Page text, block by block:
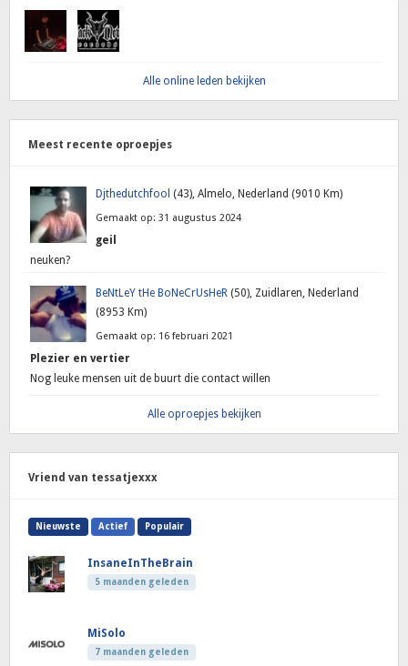
Alle online leden bekijken
Meest recente oproepjes
Djthedutchfool (43), Almelo, Nederland (9010 Km)
Gemaakt op: 31 augustus 2024
geil
neuken?
BeNtLeY tHe BoNeCrUsHeR (50), Zuidlaren, Nederland
(8953 Km)
Gemaakt op: 16 februari 2021
Plezier en vertier
Nog leuke mensen uit de buurt die contact willen
Alle oproepjes bekijken
Vriend van tessatjexxx
Nieuwste Actief Populair
InsaneInTheBrain
5 maanden geleden
MiSolo
7 maanden geleden